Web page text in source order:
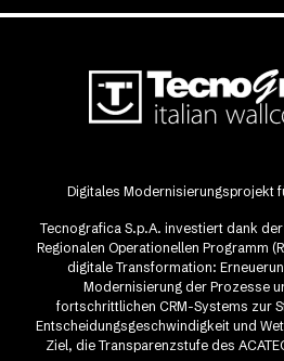
Digitales Modernisierungsprojekt
Tecnografica S.p.A. investiert dank
Regionalen Operationellen Programm
digitale Transformation:
Modernisierung der Prozesse
fortschrittlichen CRM-Systems zur
Entscheidungsgeschwindigkeit und
Ziel, die Transparenzstufe des